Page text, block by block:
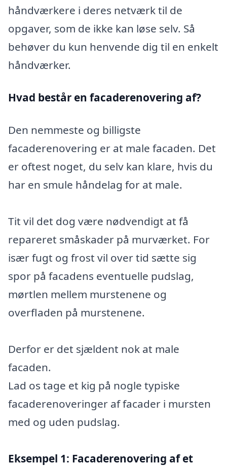
håndværkere i deres netværk til de
opgaver, som de ikke kan løse selv. Så
behøver du kun henvende dig til en enkelt
håndværker.
Hvad består en facaderenovering af?
Den nemmeste og billigste
facaderenovering er at male facaden. Det
er oftest noget, du selv kan klare, hvis du
har en smule håndelag for at male.
Tit vil det dog være nødvendigt at få
repareret småskader på murværket. For
især fugt og frost vil over tid sætte sig
spor på facadens eventuelle pudslag,
mørtlen mellem murstenene og
overfladen på murstenene.
Derfor er det sjældent nok at male
facaden.
Lad os tage et kig på nogle typiske
facaderenoveringer af facader i mursten
med og uden pudslag.
Eksempel 1: Facaderenovering af et